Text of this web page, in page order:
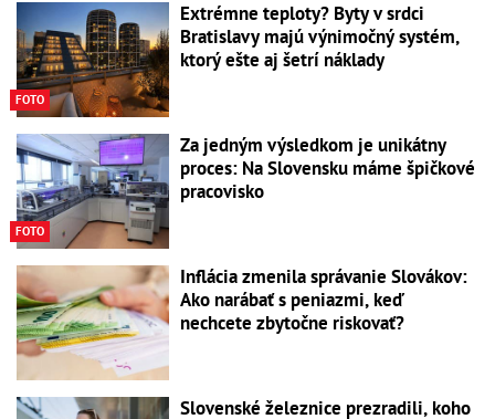
FOTO
Extrémne teploty? Byty v srdci
Bratislavy majú výnimočný systém,
ktorý ešte aj šetrí náklady
FOTO
Za jedným výsledkom je unikátny
proces: Na Slovensku máme špičkové
pracovisko
Inflácia zmenila správanie Slovákov:
Ako narábať s peniazmi, keď
nechcete zbytočne riskovať?
Slovenské železnice prezradili, koho